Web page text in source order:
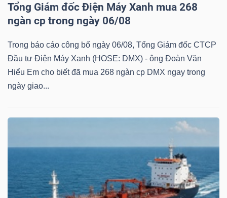
Tổng Giám đốc Điện Máy Xanh mua 268
ngàn cp trong ngày 06/08
Trong báo cáo công bố ngày 06/08, Tổng Giám đốc CTCP
Đầu tư Điện Máy Xanh (HOSE: DMX) - ông Đoàn Văn
Hiểu Em cho biết đã mua 268 ngàn cp DMX ngay trong
ngày giao...
CÔNG
ĐẦU
TƯ
LIỆU
Ngành
(-)